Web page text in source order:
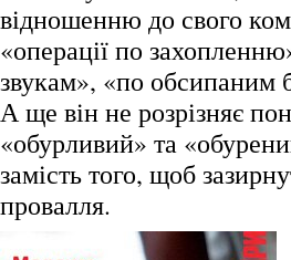
відношенню до свого
«операції по
звукам», «по обсипаним
А ще він не розрізняє
«обурливий» та
замість того, щоб
провалля.